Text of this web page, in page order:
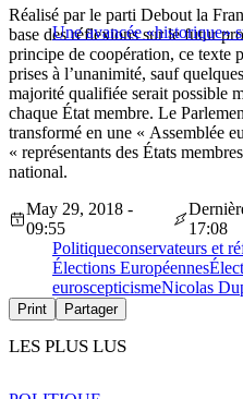
Une avancée «historique»
Réalisé par le parti Debout la
base des réflexions sur le futur
principe de coopération, ce texte
prises à l’unanimité, sauf
majorité qualifiée serait possible
chaque État membre. Le
transformé en une « Assemblée
« représentants des États
national.
May 29, 2018 -
09:55
17:08
Politiqueconservateurs et
Élections Européennes
euroscepticismeNicolas
Print Partager
LES PLUS LUS